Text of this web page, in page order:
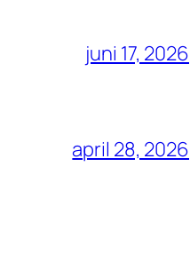
juni 17, 2026
april 28, 2026